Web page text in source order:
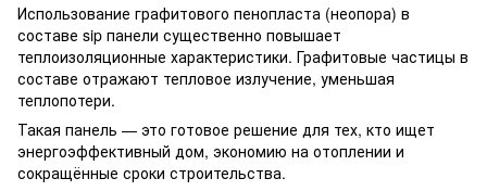
Использование графитового пенопласта (неопора) в
составе sip панели существенно повышает
теплоизоляционные характеристики. Графитовые частицы в
составе отражают тепловое излучение, уменьшая
теплопотери.
Такая панель — это готовое решение для тех, кто ищет
энергоэффективный дом, экономию на отоплении и
сокращённые сроки строительства.